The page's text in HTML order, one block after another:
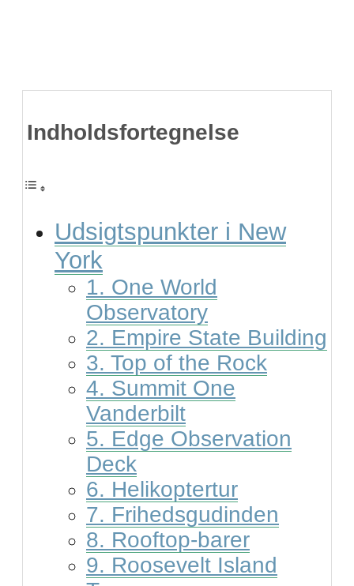
Indholdsfortegnelse
Udsigtspunkter i New
York
1. One World
Observatory
2. Empire State Building
3. Top of the Rock
4. Summit One
Vanderbilt
5. Edge Observation
Deck
6. Helikoptertur
7. Frihedsgudinden
8. Rooftop-barer
9. Roosevelt Island